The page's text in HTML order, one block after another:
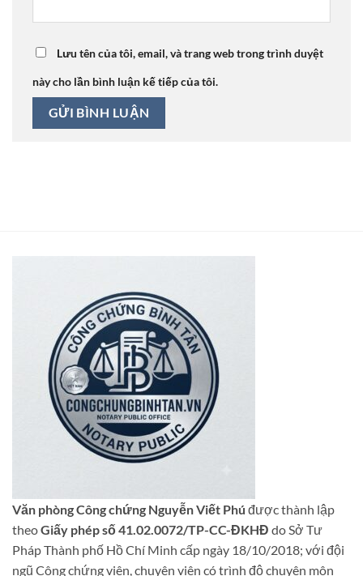
Lưu tên của tôi, email, và trang web trong trình duyệt
này cho lần bình luận kế tiếp của tôi.
Văn phòng Công chứng Nguyễn Viết Phú được thành lập
theoGiấy phép số 41.02.0072/TP-CC-ĐKHĐ do Sở Tư
Pháp Thành phố Hồ Chí Minh cấp ngày 18/10/2018; với đội
ngũ Công chứng viên, chuyên viên có trình độ chuyên môn